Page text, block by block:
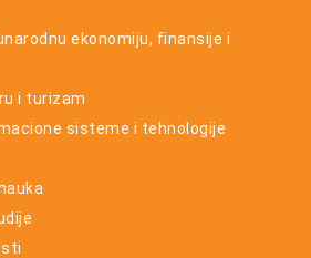
ekonomiju, finansije i
i turizam
sisteme i tehnologije